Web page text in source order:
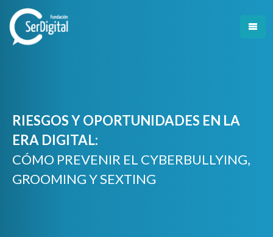
content
RIESGOS Y OPORTUNIDADES EN LA
ERA DIGITAL:
CÓMO PREVENIR EL CYBERBULLYING,
GROOMING Y SEXTING